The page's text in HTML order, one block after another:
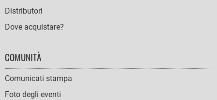
Distributori
Dove acquistare?
COMUNITÀ
Comunicati stampa
Foto degli eventi